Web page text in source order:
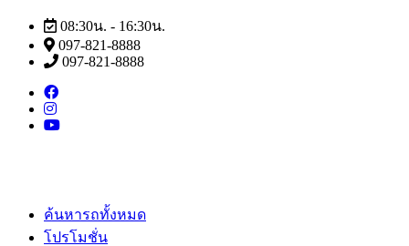
08:30น. - 16:30น.
097-821-8888
097-821-8888
ค้นหารถทั้งหมด
โปรโมชั่น